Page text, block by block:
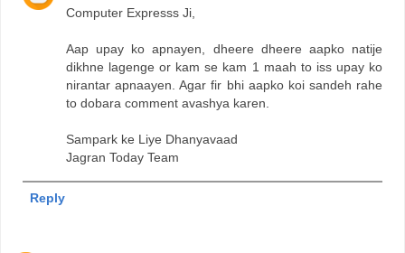
Computer Expresss Ji,
Aap upay ko apnayen, dheere dheere aapko natije
dikhne lagenge or kam se kam 1 maah to iss upay ko
nirantar apnaayen. Agar fir bhi aapko koi sandeh rahe
to dobara comment avashya karen.
Sampark ke Liye Dhanyavaad
Jagran Today Team
Reply